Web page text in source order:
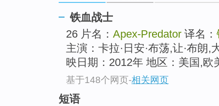
铁血战士
26 片名： Apex-Predator 译名：
主演：卡拉·日安·布荡,让·布朗
映日期：2012年 地区：美国,
基于148个网页-相关网页
短语